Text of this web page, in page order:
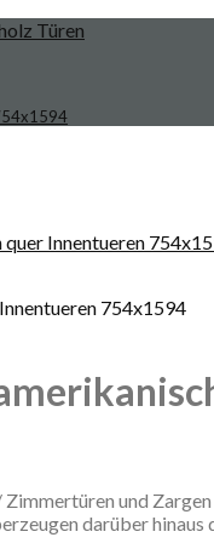
Türen
und
darüber